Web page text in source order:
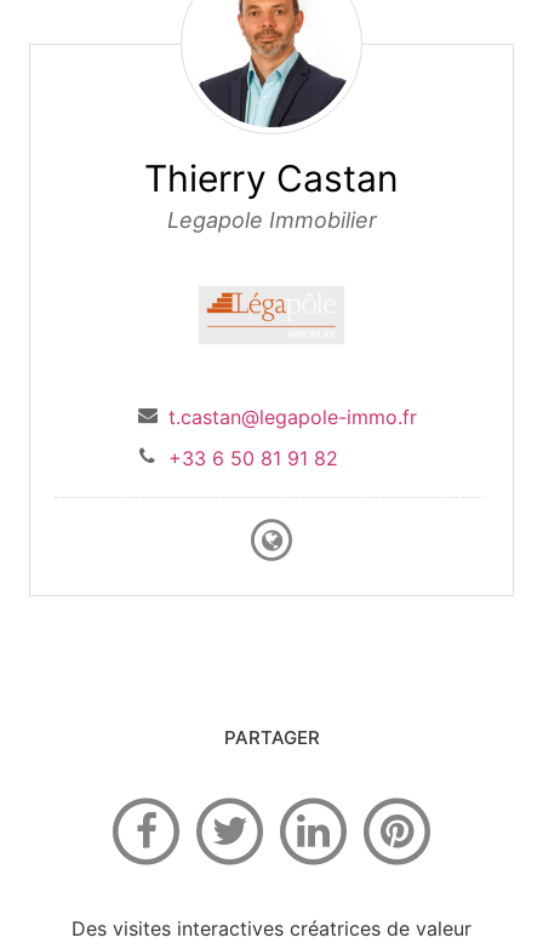
Thierry Castan
Legapole Immobilier
t.castan@legapole-immo.fr
+33 6 50 81 91 82
PARTAGER
Des visites interactives créatrices de valeur